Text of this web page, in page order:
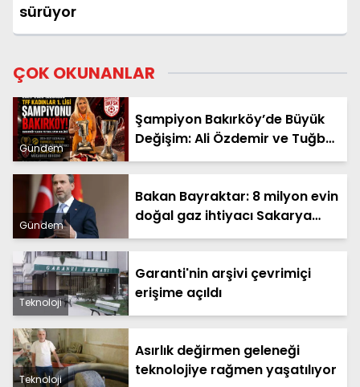
sürüyor
ÇOK OKUNANLAR
Gündem
Şampiyon Bakırköy’de Büyük
Değişim: Ali Özdemir ve Tuğba
Çömlekçioğlu Dönemi Başladı
Gündem
Bakan Bayraktar: 8 milyon evin
doğal gaz ihtiyacı Sakarya
Gaz Sahamızdan sağlanacak
Teknoloji
Garanti'nin arşivi çevrimiçi
erişime açıldı
Teknoloji
Asırlık değirmen geleneği
teknolojiye rağmen yaşatılıyor